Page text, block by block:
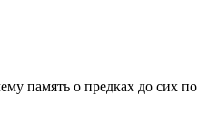
память о предках до сих